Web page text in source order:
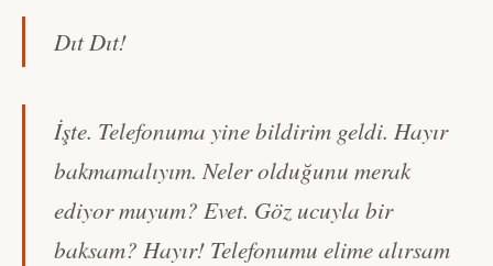
Dıt Dıt!
İşte. Telefonuma yine bildirim geldi. Hayır
bakmamalıyım. Neler olduğunu merak
ediyor muyum? Evet. Göz ucuyla bir
baksam? Hayır! Telefonumu elime alırsam